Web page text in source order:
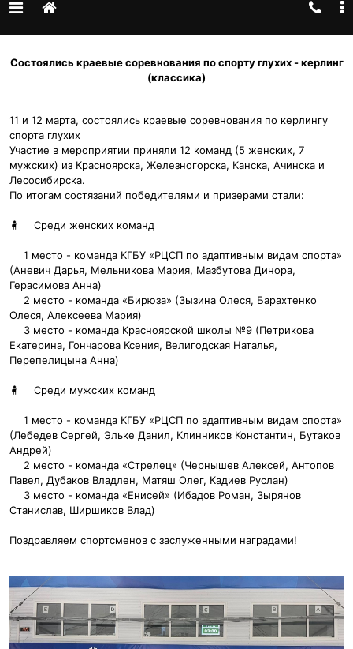
Состоялись краевые соревнования по спорту глухих - керлинг
(классика)
11 и 12 марта, состоялись краевые соревнования по керлингу
спорта глухих
Участие в мероприятии приняли 12 команд (5 женских, 7
мужских) из Красноярска, Железногорска, Канска, Ачинска и
Лесосибирска.
По итогам состязаний победителями и призерами стали:
🧍‍ Среди женских команд
1 место - команда КГБУ «РЦСП по адаптивным видам спорта»
(Аневич Дарья, Мельникова Мария, Мазбутова Динора,
Герасимова Анна)
2 место - команда «Бирюза» (Зызина Олеся, Барахтенко
Олеся, Алексеева Мария)
3 место - команда Красноярской школы №9 (Петрикова
Екатерина, Гончарова Ксения, Велигодская Наталья,
Перепелицына Анна)
🧍‍ Среди мужских команд
1 место - команда КГБУ «РЦСП по адаптивным видам спорта»
(Лебедев Сергей, Эльке Данил, Клинников Константин, Бутаков
Андрей)
2 место - команда «Стрелец» (Чернышев Алексей, Антопов
Павел, Дубаков Владлен, Матяш Олег, Кадиев Руслан)
3 место - команда «Енисей» (Ибадов Роман, Зырянов
Станислав, Ширшиков Влад)
Поздравляем спортсменов с заслуженными наградами!